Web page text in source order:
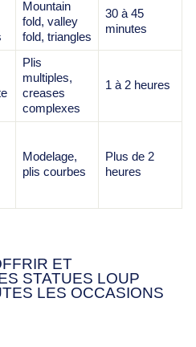
Mountain
fold, valley
fold, triangles
30 à 45
minutes
Plis
multiples,
creases
complexes
1 à 2 heures
Modelage,
plis courbes
Plus de 2
heures
ET
STATUES LOUP
LES OCCASIONS